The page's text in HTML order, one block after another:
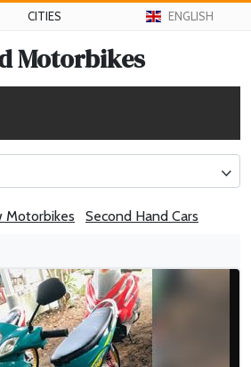
CITIES ENGLISH
Motorbikes
Motorbikes Second Hand Cars